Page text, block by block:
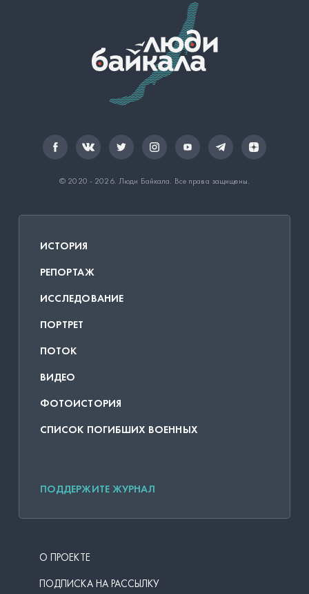
© 2020 - 2026. Люди Байкала . Все права защищены.
ИСТОРИЯ
РЕПОРТАЖ
ИССЛЕДОВАНИЕ
ПОРТРЕТ
ПОТОК
ВИДЕО
ФОТОИСТОРИЯ
СПИСОК ПОГИБШИХ ВОЕННЫХ
ПОДДЕРЖИТЕ ЖУРНАЛ
О ПРОЕКТЕ
ПОДПИСКА НА РАССЫЛКУ